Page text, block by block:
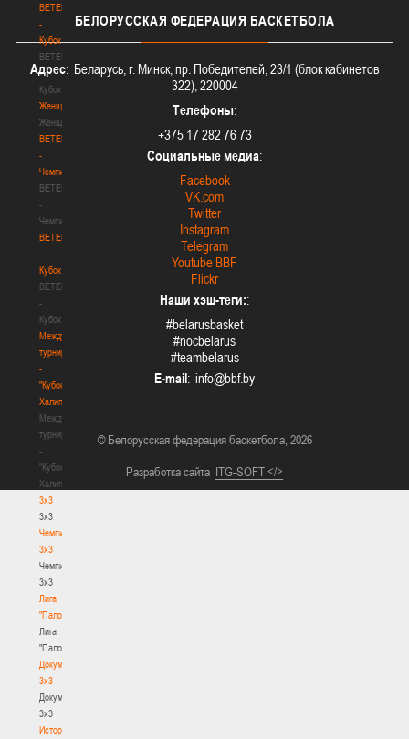
BETERA
-
Кубок
BETERA
-
Кубок
Женщины
Женщины
BETERA
-
Чемпионат
BETERA
-
Чемпионат
BETERA
-
Кубок
BETERA
-
Кубок
Международный
турнир
-
"Кубок
Халипского"
Международный
турнир
-
"Кубок
Халипского"
3x3
3x3
Чемпионат
3х3
Чемпионат
3х3
Лига
"Палова"
Лига
"Палова"
Документы
3х3
Документы
3х3
История
БЕЛОРУССКАЯ ФЕДЕРАЦИЯ БАСКЕТБОЛА
Адрес: Беларусь, г. Минск, пр. Победителей, 23/1 (блок кабинетов
322), 220004
Телефоны:
+375 17 282 76 73
Социальные медиа:
Facebook
VK.com
Twitter
Instagram
Telegram
Youtube BBF
Flickr
Наши хэш-теги::
#belarusbasket
#nocbelarus
#teambelarus
E-mail:
© Белорусская федерация баскетбола, 2026
Разработка сайта ITG-SOFT </>